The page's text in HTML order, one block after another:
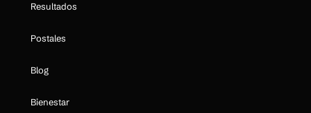
Resultados
Postales
Blog
Bienestar